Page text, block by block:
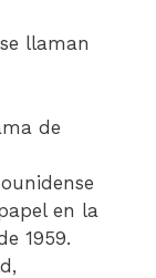
llaman
de
en la
1959.